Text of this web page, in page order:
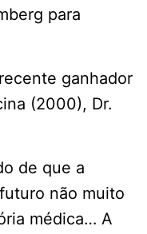
para
ganhador
(2000), Dr.
de que a
não muito
médica… A